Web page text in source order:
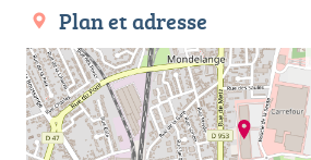
Plan et adresse